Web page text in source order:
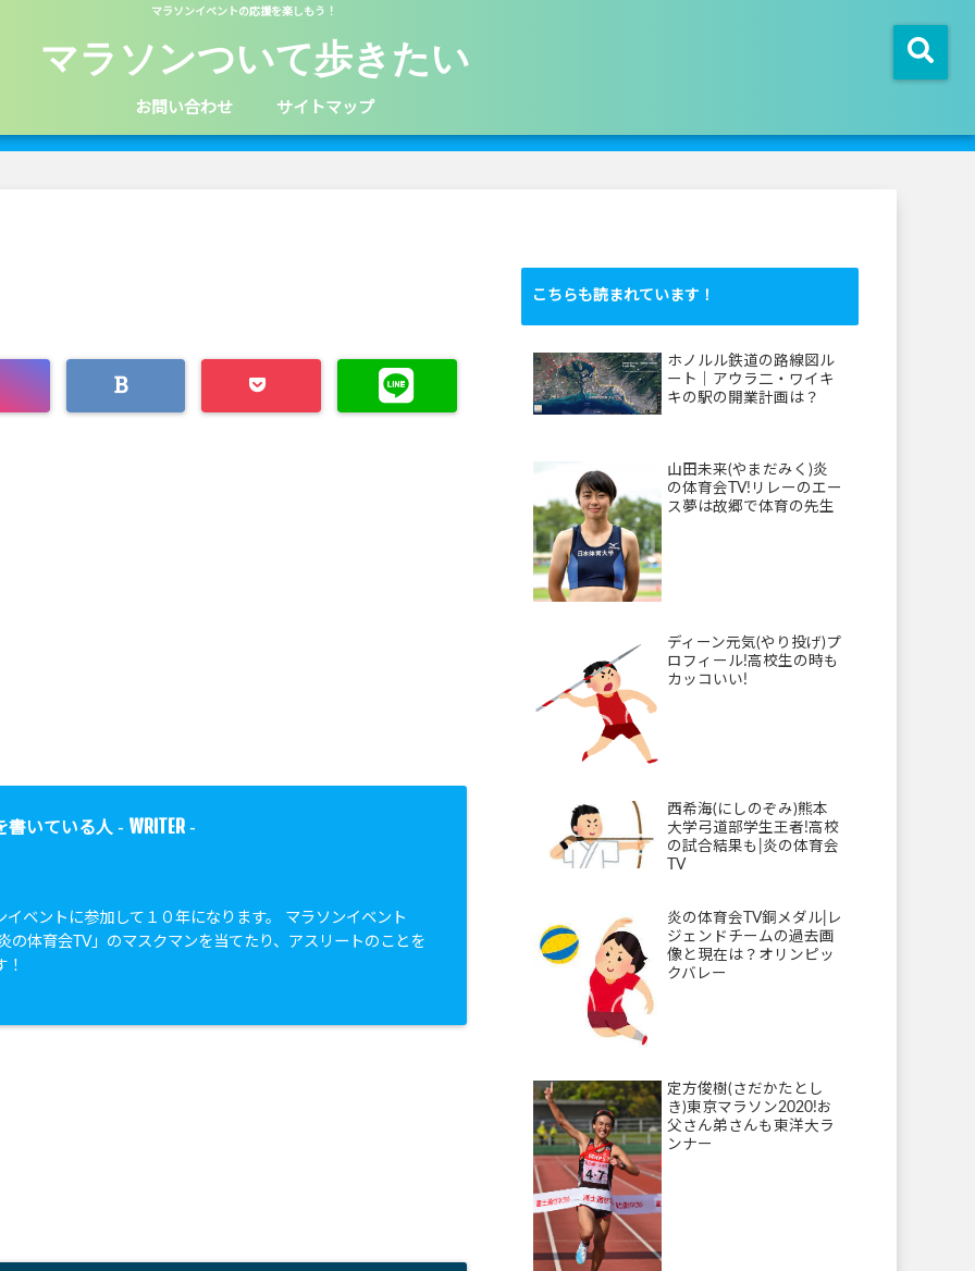
マラソンイベントの応援を楽しもう！
マラソンついて歩きたい
お問い合わせ サイトマップ
書いている人 - WRITER -
イベントに参加して１０年になります。 マラソンイベント
の体育会TV」のマスクマンを当てたり、アスリートのことを
！
こちらも読まれています！
ホノルル鉄道の路線図ル
ート｜アウラ二・ワイキ
キの駅の開業計画は？
山田未来(やまだみく)炎
の体育会TV!リレーのエー
ス夢は故郷で体育の先生
ディーン元気(やり投げ)プ
ロフィール!高校生の時も
カッコいい!
西希海(にしのぞみ)熊本
大学弓道部学生王者!高校
の試合結果も|炎の体育会
TV
炎の体育会TV銅メダル|レ
ジェンドチームの過去画
像と現在は？オリンピッ
クバレー
定方俊樹(さだかたとし
き)東京マラソン2020!お
父さん弟さんも東洋大ラ
ンナー